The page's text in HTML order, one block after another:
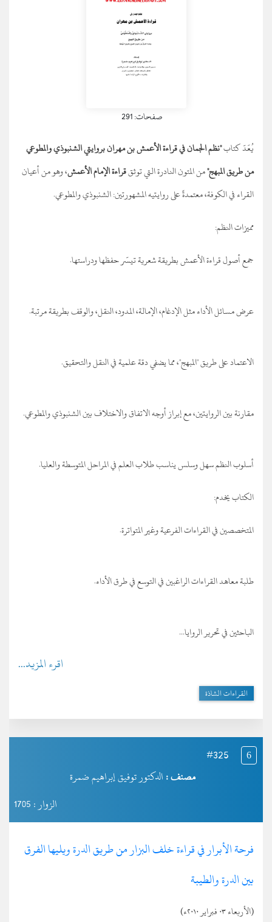
صفحات: 291
يُعَدّ كتاب"نظم الجمان في قراءة الأعمش بن مهران بروايتي الشنبوذي والمطوعي
من طريق المبهج"من المتون النادرة التي توثققراءة الإمام الأعمش، وهو من أعيان
القراء في الكوفة، معتمدةً على روايتيه المشهورتين: الشنبوذي والمطوعي.
مميزات النظم:
جمع أصول قراءة الأعمش بطريقة شعرية تيسّر حفظها ودراستها.
عرض مسائل الأداء مثل الإدغام، الإمالة، المدود، النقل، والوقف بطريقة مرتبة.
الاعتماد على طريق "المبهج"، مما يضفي دقة علمية في النقل والتحقيق.
مقارنة بين الروايتين، مع إبراز أوجه الاتفاق والاختلاف بين الشنبوذي والمطوعي.
أسلوب النظم سهل وسلس يناسب طلاب العلم في المراحل المتوسطة والعليا.
الكتاب يخدم:
المتخصصين في القراءات الفرعية وغير المتواترة.
طلبة معاهد القراءات الراغبين في التوسع في طرق الأداء.
الباحثين في تحرير الروايا...
اقرء المزيد...
القراءات الشاذة
6
#325
مصنف : الدكتور توفيق إبراهيم ضمرة
الزوار : 1705
فرحة الأبرار في قراءة خلف البزار من طريق الدرة ويليها الفرق
بين الدرة والطيبة
(الأربعاء ٠٣ فبراير ٢٠١٠ء)